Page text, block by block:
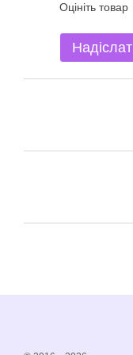
Оцініть товар